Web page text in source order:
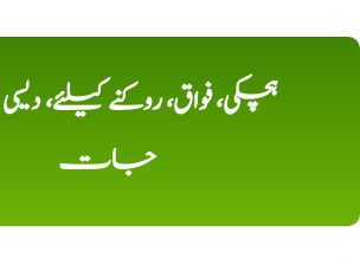
ہچکی، فواق، روکنے کیلئے،
جات